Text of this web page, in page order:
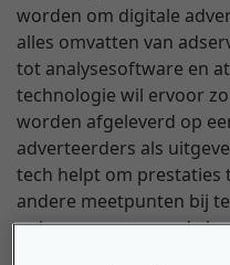
worden om digitale
alles omvatten van
tot analysesoftware en
technologie wil ervoor
worden afgeleverd op
adverteerders als
tech helpt om prestaties
andere meetpunten bij
ook gegevens over de